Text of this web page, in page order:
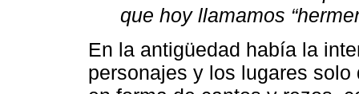
que hoy llamamos
En la antigüedad había la
personajes y los lugares